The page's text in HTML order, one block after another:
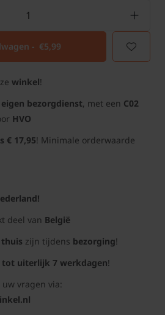
- €5,99
winkel!
eigen bezorgdienst, met een C02
HVO
€ 17,95! Minimale orderwaarde
deel van België
zijn tijdens bezorging!
tot uiterlijk 7 werkdagen!
vragen via: